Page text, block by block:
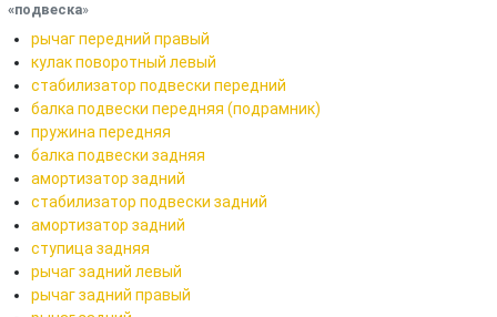
«подвеска»
рычаг передний правый
кулак поворотный левый
стабилизатор подвески передний
балка подвески передняя (подрамник)
пружина передняя
балка подвески задняя
амортизатор задний
стабилизатор подвески задний
амортизатор задний
ступица задняя
рычаг задний левый
рычаг задний правый